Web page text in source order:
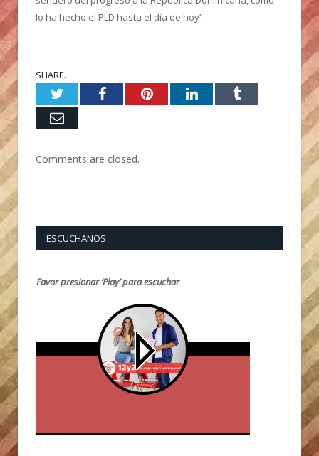
lo ha hecho el PLD hasta el día de hoy”.
SHARE.
TwitterFacebookPinterestLinkedInTumblr
Email
Comments are closed.
ESCUCHANOS
Favor presionar ‘Play’ para escuchar